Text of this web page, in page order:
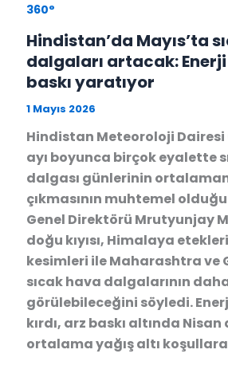
360°
Hindistan’da Mayıs’ta
dalgaları artacak:
baskı yaratıyor
1 Mayıs 2026
Hindistan Meteoroloji Dairesi
ayı boyunca birçok eyalette
dalgası günlerinin
çıkmasının muhtemel
Genel Direktörü Mrutyunjay
doğu kıyısı, Himalaya
kesimleri ile Maharashtra ve
sıcak hava dalgalarının
görülebileceğini söyledi.
kırdı, arz baskı altında Nisan
ortalama yağış altı